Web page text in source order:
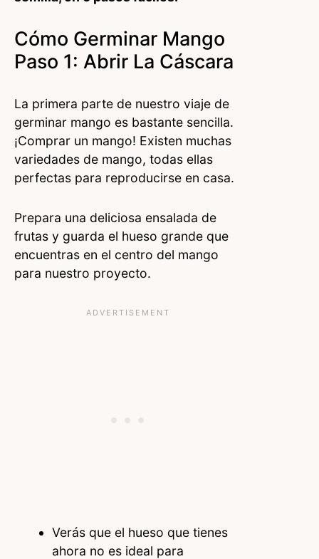
Cómo Germinar Mango
Paso 1: Abrir La Cáscara
La primera parte de nuestro viaje de
germinar mango es bastante sencilla.
¡Comprar un mango! Existen muchas
variedades de mango, todas ellas
perfectas para reproducirse en casa.
Prepara una deliciosa ensalada de
frutas y guarda el hueso grande que
encuentras en el centro del mango
para nuestro proyecto.
Verás que el hueso que tienes
ahora no es ideal para